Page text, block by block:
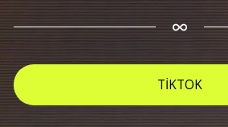
TİKTOK